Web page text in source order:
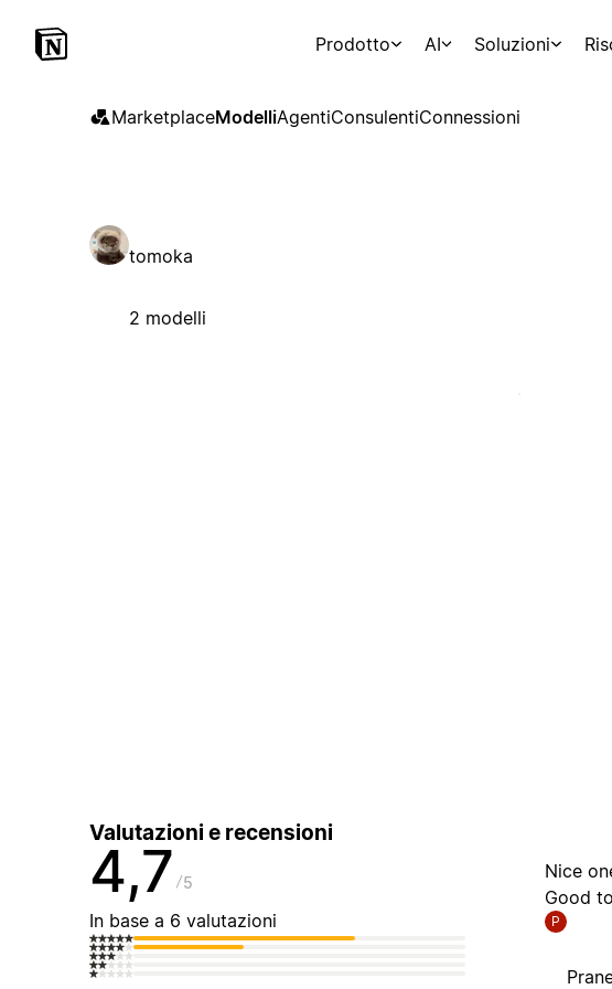
Prodotto AI Soluzioni
MarketplaceModelliAgentiConsulentiConnessioni
tomoka
2 modelli
Valutazioni e recensioni
4,7 5
In base a 6 valutazioni
Nice
Good
P